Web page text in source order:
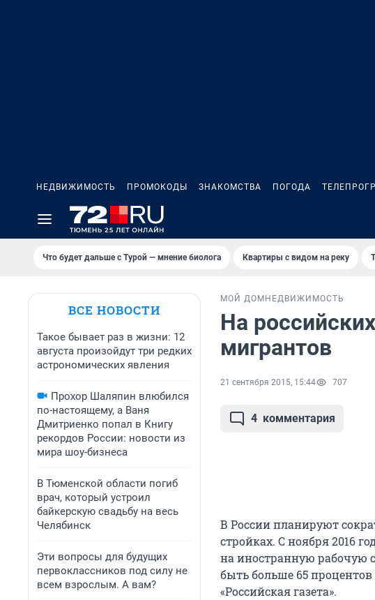
НЕДВИЖИМОСТЬ ПРОМОКОДЫ ЗНАКОМСТВА ПОГОДА
Что будет дальше с Турой — мнение биолога Квартиры с видом на реку
ВСЕ НОВОСТИ
Такое бывает раз в жизни: 12
августа произойдут три редких
астрономических явления
Прохор Шаляпин влюбился
по-настоящему, а Ваня
Дмитриенко попал в Книгу
рекордов России: новости из
мира шоу-бизнеса
В Тюменской области погиб
врач, который устроил
байкерскую свадьбу на весь
Челябинск
Эти вопросы для будущих
первоклассников под силу не
всем взрослым. А вам?
МОЙ ДОМ НЕДВИЖИМОСТЬ
На
мигрантов
21 сентября 2015, 15:44 707
4 комментария
В России планируют
стройках. С ноября 2016
на иностранную рабочую
быть больше 65
«Российская газета».